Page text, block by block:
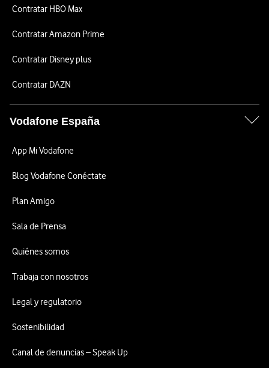
Contratar HBO Max
Contratar Amazon Prime
Contratar Disney plus
Contratar DAZN
Vodafone España
App Mi Vodafone
Blog Vodafone Conéctate
Plan Amigo
Sala de Prensa
Quiénes somos
Trabaja con nosotros
Legal y regulatorio
Sostenibilidad
Canal de denuncias – Speak Up